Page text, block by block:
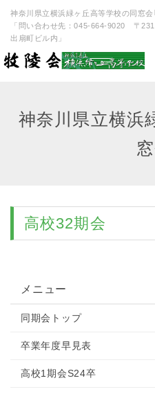
神奈川県立横浜緑ヶ丘高等学校の同窓
「問い合わせ先：045-664-9020 〒
出扇町ビル内」
神奈川県立横浜
高校32期会
メニュー
同期会トップ
卒業年度早見表
高校1期会S24卒